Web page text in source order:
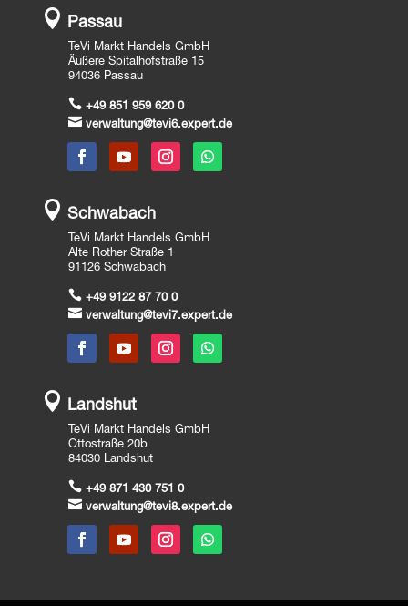
 Passau
TeVi Markt Handels GmbH
Äußere Spitalhofstraße 15
94036 Passau
 +49 851 959 620 0
 verwaltung@tevi6.expert.de
 Schwabach
TeVi Markt Handels GmbH
Alte Rother Straße 1
91126 Schwabach
 +49 9122 87 70 0
 verwaltung@tevi7.expert.de
 Landshut
TeVi Markt Handels GmbH
Ottostraße 20b
84030 Landshut
 +49 871 430 751 0
 verwaltung@tevi8.expert.de